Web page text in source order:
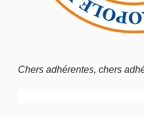
Chers adhérentes, chers